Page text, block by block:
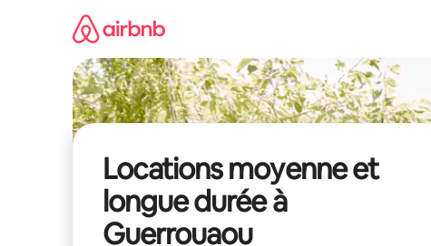
Locations moyenne et
longue durée à
Guerrouaou